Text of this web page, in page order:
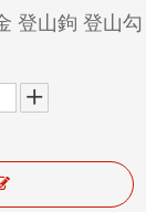
登山鉤 登山